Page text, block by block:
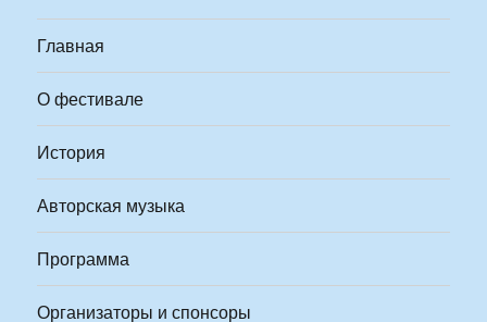
Главная
О фестивале
История
Авторская музыка
Программа
Организаторы и спонсоры